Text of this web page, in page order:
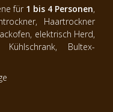
für 1 bis 4 Personen,
Haartrockner
elektrisch Herd,
Bultex-